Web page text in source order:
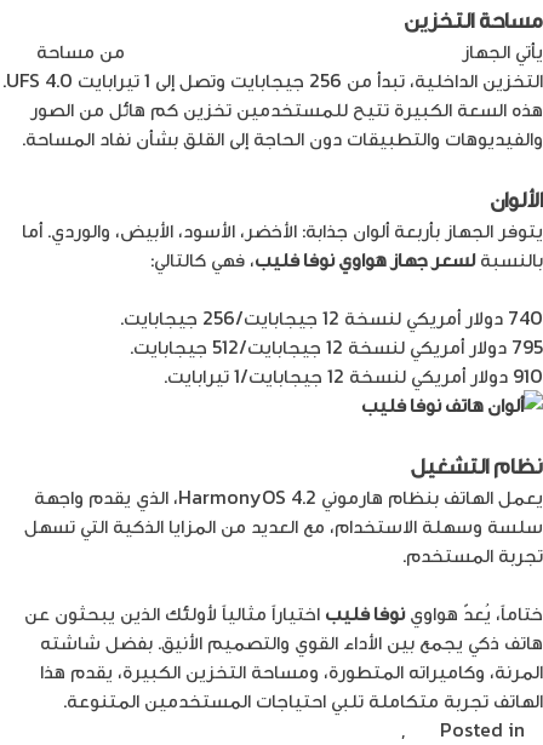
مساحة التخزين
يأتي الجهاز
من مساحة
التخزين الداخلية، تبدأ من 256 جيجابايت وتصل إلى 1 تيرابايت UFS 4.0.
هذه السعة الكبيرة تتيح للمستخدمين تخزين كم هائل من الصور
والفيديوهات والتطبيقات دون الحاجة إلى القلق بشأن نفاد المساحة.
الألوان
يتوفر الجهاز بأربعة ألوان جذابة: الأخضر، الأسود، الأبيض، والوردي. أما
بالنسبةلسعر جهاز هواوي نوفا فليب، فهي كالتالي:
740 دولار أمريكي لنسخة 12 جيجابايت/256 جيجابايت.
795 دولار أمريكي لنسخة 12 جيجابايت/512 جيجابايت.
910 دولار أمريكي لنسخة 12 جيجابايت/1 تيرابايت.
نظام التشغيل
يعمل الهاتف بنظام هارموني HarmonyOS 4.2، الذي يقدم واجهة
سلسة وسهلة الاستخدام، مع العديد من المزايا الذكية التي تسهل
تجربة المستخدم.
ختاماً، يُعدّ هواوينوفا فليب اختياراً مثالياً لأولئك الذين يبحثون عن
هاتف ذكي يجمع بين الأداء القوي والتصميم الأنيق. بفضل شاشته
المرنة، وكاميراته المتطورة، ومساحة التخزين الكبيرة، يقدم هذا
الهاتف تجربة متكاملة تلبي احتياجات المستخدمين المتنوعة.
Posted in
,